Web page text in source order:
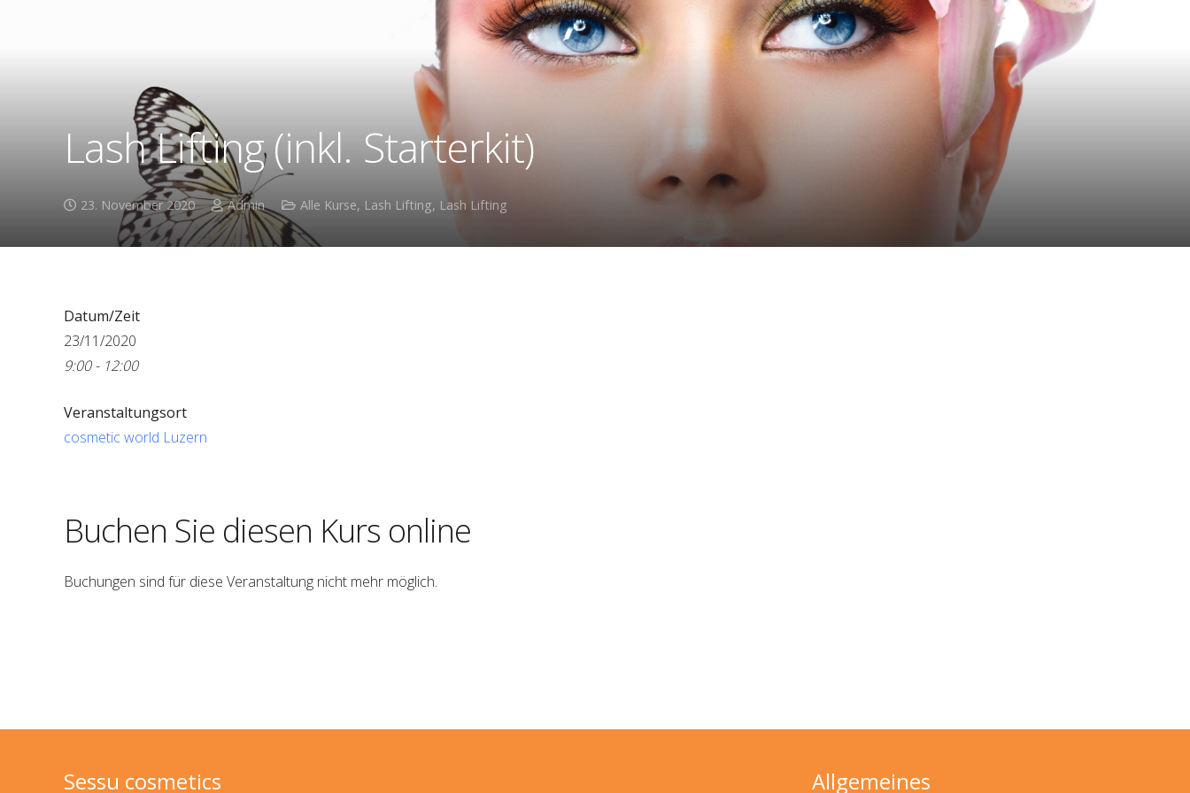
Lash Lifting (inkl. Starterkit)
23. November 2020 Admin Alle Kurse, Lash Lifting, Lash Lifting
Datum/Zeit
23/11/2020
9:00 - 12:00
Veranstaltungsort
cosmetic world Luzern
Buchen Sie diesen Kurs online
Buchungen sind für diese Veranstaltung nicht mehr möglich.
Sessu cosmetics Allgemeines